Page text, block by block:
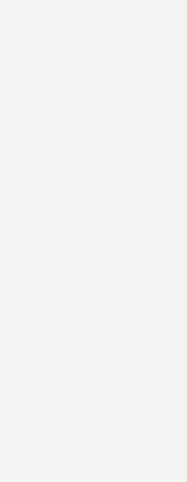
infizieren.
können negative
verhindern. Und bei
lässt sich durch
die Gefahr von
gegen rückfließende und
noch Fehler gemacht.
„Trinkwasserhygiene“ die
und überprüfen Sie bitte, ob
auch wirklich so ausgeführt
sein soll.